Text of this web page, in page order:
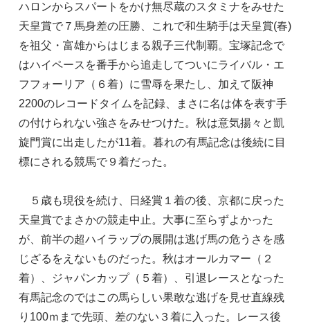
ハロンからスパートをかけ無尽蔵のスタミナをみせた
天皇賞で７馬身差の圧勝、これで和生騎手は天皇賞(春)
を祖父・富雄からはじまる親子三代制覇。宝塚記念で
はハイペースを番手から追走してついにライバル・エ
フフォーリア（６着）に雪辱を果たし、加えて阪神
2200のレコードタイムを記録、まさに名は体を表す手
の付けられない強さをみせつけた。秋は意気揚々と凱
旋門賞に出走したが11着。暮れの有馬記念は後続に目
標にされる競馬で９着だった。
５歳も現役を続け、日経賞１着の後、京都に戻った
天皇賞でまさかの競走中止。大事に至らずよかった
が、前半の超ハイラップの展開は逃げ馬の危うさを感
じざるをえないものだった。秋はオールカマー（２
着）、ジャパンカップ（５着）、引退レースとなった
有馬記念のではこの馬らしい果敢な逃げを見せ直線残
り100ｍまで先頭、差のない３着に入った。レース後